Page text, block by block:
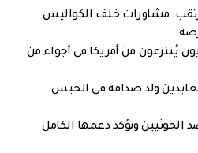
مشاورات خلف الكواليس
يُنتزعون من أمريكا في أجواء من
ولد صدافه في الحبس
الحوثيين وتؤكد دعمها الكامل